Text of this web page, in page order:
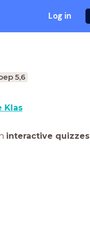
Log in
5,6
Klas
interactive quizzes